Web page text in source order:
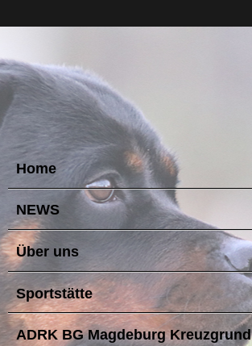
Home
NEWS
Über uns
Sportstätte
ADRK BG Magdeburg Kreuzgrund